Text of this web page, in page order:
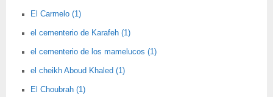
El Carmelo (1)
el cementerio de Karafeh (1)
el cementerio de los mamelucos (1)
el cheikh Aboud Khaled (1)
El Choubrah (1)